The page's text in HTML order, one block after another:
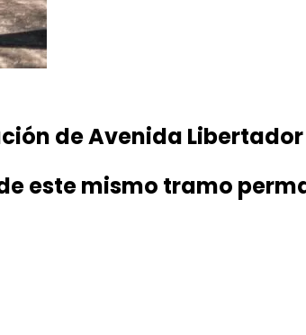
de Avenida Libertador
este mismo tramo